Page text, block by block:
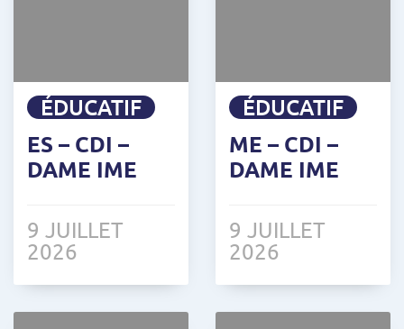
ÉDUCATIF
ES – CDI –
DAME IME
9 JUILLET
2026
ÉDUCATIF
ME – CDI –
DAME IME
9 JUILLET
2026